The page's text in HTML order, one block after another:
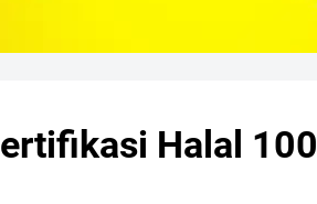
Halal 100